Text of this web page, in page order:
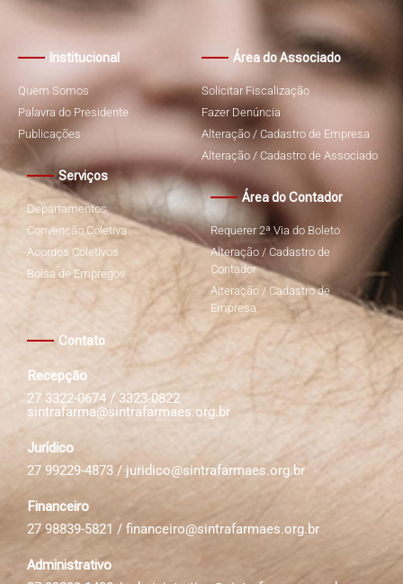
Institucional
Quem Somos
Palavra do Presidente
Publicações
Serviços
Departamentos
Convenção Coletiva
Acordos Coletivos
Bolsa de Empregos
Área do Associado
Solicitar Fiscalização
Fazer Denúncia
Alteração / Cadastro de Empresa
Alteração / Cadastro de Associado
Área do Contador
Requerer 2ª Via do Boleto
Alteração / Cadastro de
Contador
Alteração / Cadastro de
Empresa
Contato
Recepção
27 3322-0674 / 3323-0822
sintrafarma@sintrafarmaes.org.br
Jurídico
27 99229-4873 / juridico@sintrafarmaes.org.br
Financeiro
27 98839-5821 / financeiro@sintrafarmaes.org.br
Administrativo